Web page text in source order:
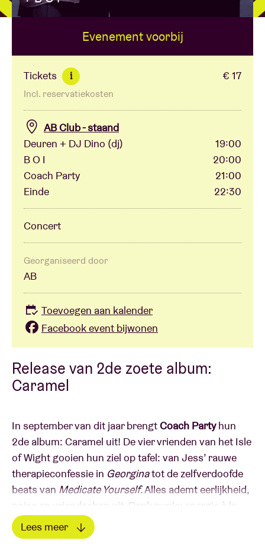
BRDCST
ABtv
Concertcheque
Over AB
Contact
Release van 2de zoete album:
Caramel
In september van dit jaar brengtCoach Partyhun
2de album: Caramel uit! De vier vrienden van het Isle
of Wight gooien hun ziel op tafel: van Jess’ rauwe
therapieconfessie in Georginatot de zelfverdoofde
beats van Medicate Yourself. Alles ademt eerlijkheid,
noise en vriendschap uit. Denk punky energie à la
Amyl & The Sniffers, introspectie zoals bij Sprints, en
catchy refreinen die je mee wil brullen.
Lees meer
Evenement voorbij
Tickets i € 17
Incl. reservatiekosten
AB Club - staand
Deuren + DJ Dino (dj)
19:00
B O I
20:00
Coach Party
21:00
Einde
22:30
Concert
Georganiseerd door
AB
Toevoegen aan kalender
Facebook event bijwonen